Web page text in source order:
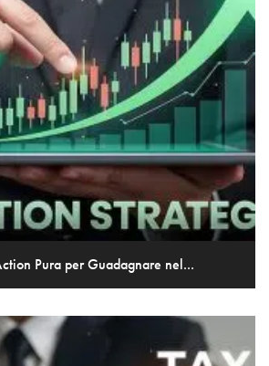
Pura per Guadagnare nel...